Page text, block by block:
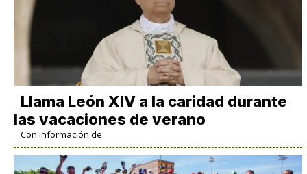
Llama León XIV a la caridad durante
las vacaciones de verano
Con información de